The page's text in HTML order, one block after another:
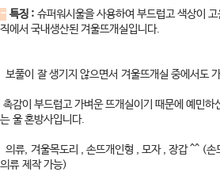
- 특징 : 슈퍼워시울을 사용하여 부드럽고 색상이
직에서 국내생산된 겨울뜨개실입니다.
보풀이 잘 생기지 않으면서 겨울뜨개실 중에서도
촉감이 부드럽고 가벼운 뜨개실이기 때문에 예민하
는 울 혼방사입니다.
의류, 겨울목도리 , 손뜨개인형 , 모자 , 장갑 ^^ (손
의류 제작 가능)